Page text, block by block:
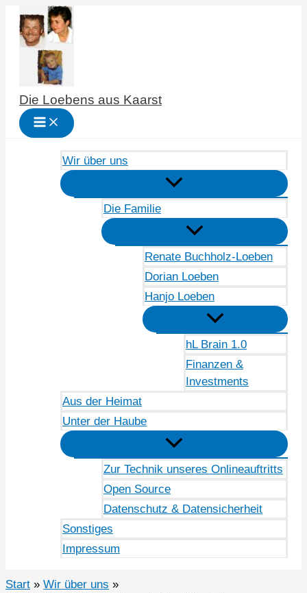
Zum
Inhalt
springen
Die Loebens aus Kaarst
Wir über uns
Die Familie
Renate Buchholz-Loeben
Dorian Loeben
Hanjo Loeben
hL Brain 1.0
Finanzen &
Investments
Aus der Heimat
Unter der Haube
Zur Technik unseres Onlineauftritts
Open Source
Datenschutz & Datensicherheit
Sonstiges
Impressum
Start
Wir über uns